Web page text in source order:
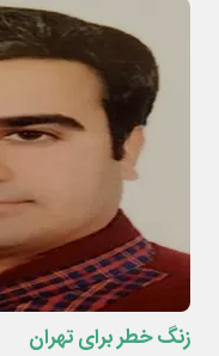
زنگ خطر برای تهران